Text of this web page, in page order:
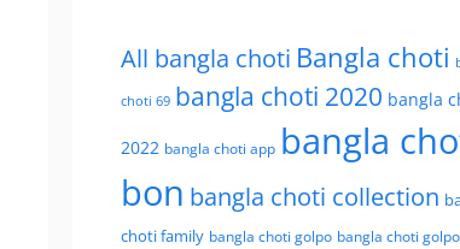
All bangla choti Bangla choti
choti 69 bangla choti 2020 bangla
2022 bangla choti app bangla
bon bangla choti collection
choti family bangla choti golpo bangla choti